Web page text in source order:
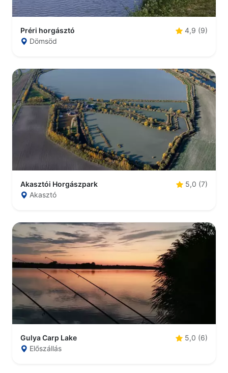
Préri horgásztó
4,9 (9)
Dömsöd
Akasztói Horgászpark
5,0 (7)
Akasztó
Gulya Carp Lake
5,0 (6)
Előszállás